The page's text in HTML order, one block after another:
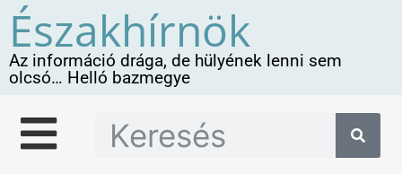
Északhírnök
Az információ drága, de hülyének lenni sem
olcsó… Helló bazmegye